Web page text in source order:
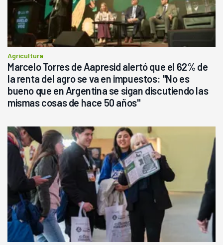
Agricultura
Marcelo Torres de Aapresid alertó que el 62% de
la renta del agro se va en impuestos: "No es
bueno que en Argentina se sigan discutiendo las
mismas cosas de hace 50 años"